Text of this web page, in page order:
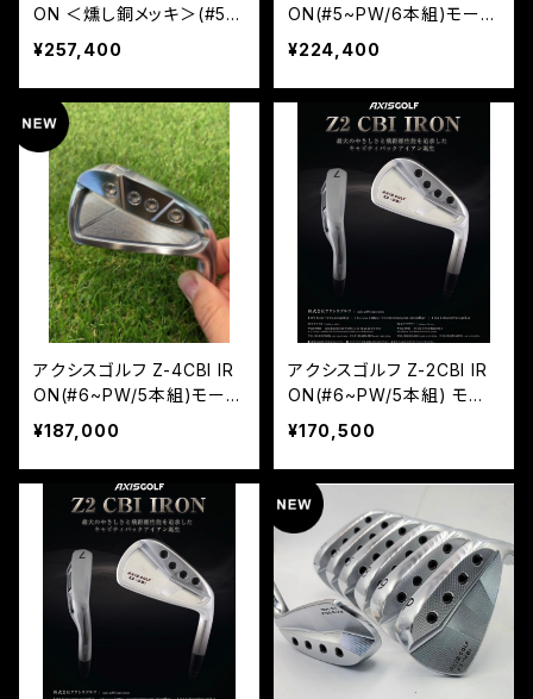
ON ＜燻し銅メッキ＞(#5~
PW/6本組)モーダス105
¥257,400
ON(#5~PW/6本組)モーダ
ス105
¥224,400
アクシスゴルフ Z-4CBI IR
ON(#6~PW/5本組)モーダ
ス105
¥187,000
アクシスゴルフ Z-2CBI IR
ON(#6~PW/5本組) モー
ダス105
¥170,500